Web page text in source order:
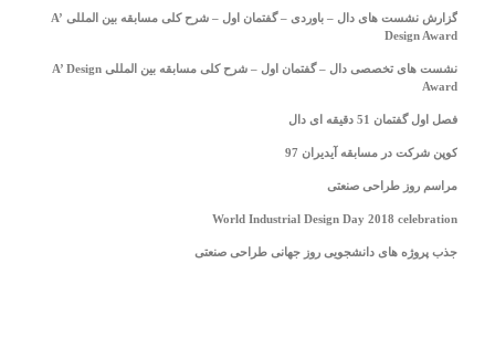
گزارش نشست های دال – باوردی – گفتمان اول – شرح کلی مسابقه بین المللی A’
Design Award
نشست های تخصصی دال – گفتمان اول – شرح کلی مسابقه بین المللی A’ Design
Award
فصل اول گفتمان 51 دقیقه ای دال
کوپن شرکت در مسابقه آیدیران 97
مراسم روز طراحی صنعتی
World Industrial Design Day 2018 celebration
جذب پروژه های دانشجویی روز جهانی طراحی صنعتی